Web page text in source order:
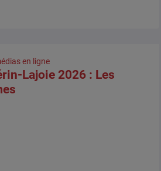
en ligne
Lajoie 2026 : Les